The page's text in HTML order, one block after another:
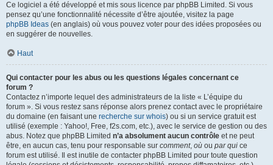
Ce logiciel a été développé et mis sous licence par phpBB Limited. Si vous
pensez qu’une fonctionnalité nécessite d’être ajoutée, visitez la page
phpBB Ideas (en anglais) où vous pouvez voter pour des idées proposées ou
en suggérer de nouvelles.
Haut
Qui contacter pour les abus ou les questions légales concernant ce
forum ?
Contactez n’importe lequel des administrateurs de la liste « L’équipe du
forum ». Si vous restez sans réponse alors prenez contact avec le propriétaire
du domaine (en faisant une recherche sur whois) ou si un service gratuit est
utilisé (exemple : Yahoo!, Free, f2s.com, etc.), avec le service de gestion ou des
abus. Notez que phpBB Limited n’a absolument aucun contrôle et ne peut
être, en aucun cas, tenu pour responsable sur comment, où ou par qui ce
forum est utilisé. Il est inutile de contacter phpBB Limited pour toute question